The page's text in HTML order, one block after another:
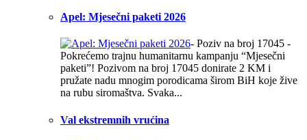
Apel: Mjesečni paketi 2026
- Poziv na broj 17045 -
Pokrećemo trajnu humanitarnu kampanju “Mjesečni
paketi”! Pozivom na broj 17045 donirate 2 KM i
pružate nadu mnogim porodicama širom BiH koje žive
na rubu siromaštva. Svaka...
Val ekstremnih vrućina